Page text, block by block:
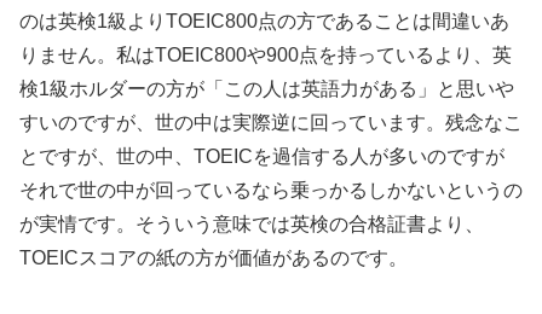
のは英検1級よりTOEIC800点の方であることは間違いあ
りません。私はTOEIC800や900点を持っているより、英
検1級ホルダーの方が「この人は英語力がある」と思いや
すいのですが、世の中は実際逆に回っています。残念なこ
とですが、世の中、TOEICを過信する人が多いのですが
それで世の中が回っているなら乗っかるしかないというの
が実情です。そういう意味では英検の合格証書より、
TOEICスコアの紙の方が価値があるのです。